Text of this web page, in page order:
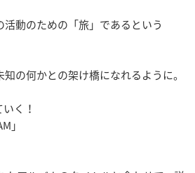
活動のための「旅」であるという
知の何かとの架け橋になれるように。
く！
」